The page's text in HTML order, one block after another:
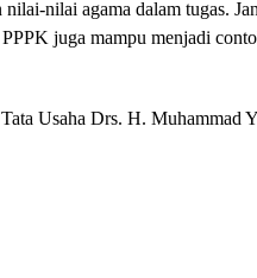
nilai agama dalam tugas.
juga mampu menjadi
Usaha Drs. H. Muhammad